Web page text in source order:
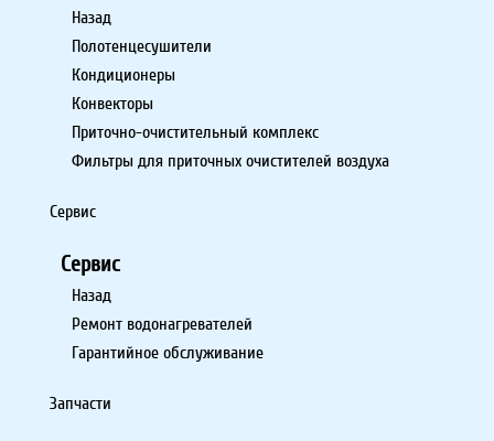
Назад
Полотенцесушители
Кондиционеры
Конвекторы
Приточно-очистительный комплекс
Фильтры для приточных очистителей воздуха
Сервис
Сервис
Назад
Ремонт водонагревателей
Гарантийное обслуживание
Запчасти